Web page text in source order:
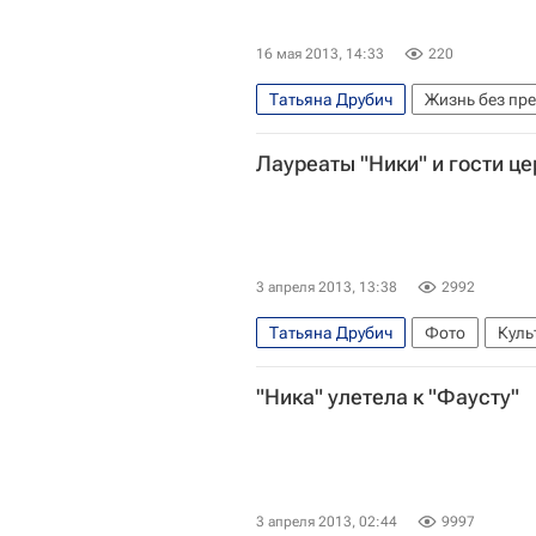
16 мая 2013, 14:33 220
Татьяна Друбич Жизнь без
Весь мир
Ингеборга
Департамент здравоохранения
Лауреаты "Ники" и гости
3 апреля 2013, 13:38 2992
Татьяна Друбич Фото
Весь мир
Юрий Арабов
Эльдар Рязанов
Александр
"Ника" улетела к "Фаусту"
3 апреля 2013, 02:44 9997